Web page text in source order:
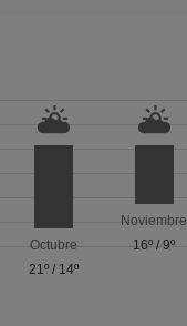
Octubre
21º / 14º
Noviembre
16º /9º